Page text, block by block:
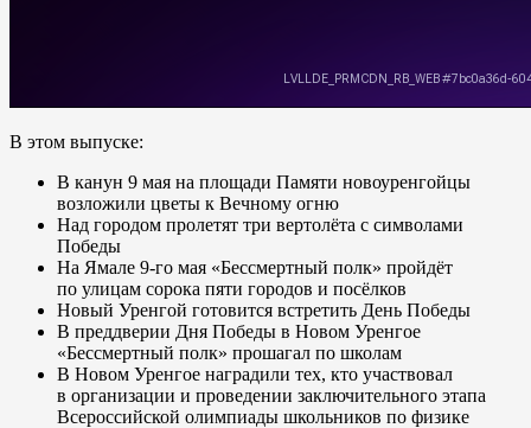
В этом выпуске:
В канун 9 мая на площади Памяти новоуренгойцы
возложили цветы к Вечному огню
Над городом пролетят три вертолёта с символами
Победы
На Ямале 9-го мая «Бессмертный полк» пройдёт
по улицам сорока пяти городов и посёлков
Новый Уренгой готовится встретить День Победы
В преддверии Дня Победы в Новом Уренгое
«Бессмертный полк» прошагал по школам
В Новом Уренгое наградили тех, кто участвовал
в организации и проведении заключительного этапа
Всероссийской олимпиады школьников по физике